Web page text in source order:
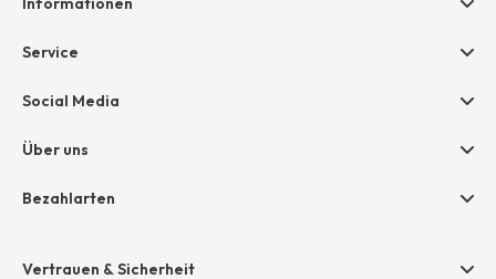
Hilfe & Kontakt
Retoure
AGB
Datenschutz
Service
Geschenkgutscheine
Größentabelle
Social Media
Über uns
Unternehmen
Bezahlarten
Amazon Pay
Vertrauen & Sicherheit